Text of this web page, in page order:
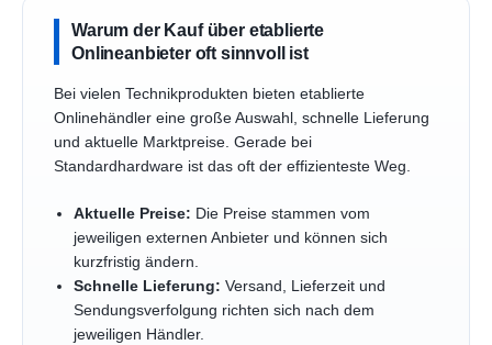
Warum der Kauf über etablierte
Onlineanbieter oft sinnvoll ist
Bei vielen Technikprodukten bieten etablierte
Onlinehändler eine große Auswahl, schnelle Lieferung
und aktuelle Marktpreise. Gerade bei
Standardhardware ist das oft der effizienteste Weg.
Aktuelle Preise: Die Preise stammen vom
jeweiligen externen Anbieter und können sich
kurzfristig ändern.
Schnelle Lieferung: Versand, Lieferzeit und
Sendungsverfolgung richten sich nach dem
jeweiligen Händler.